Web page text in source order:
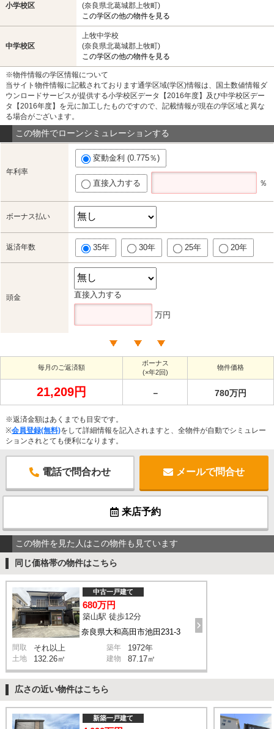
小学校区
(奈良県北葛城郡上牧町)
この学区の他の物件を見る
中学校区
上牧中学校
(奈良県北葛城郡上牧町)
この学区の他の物件を見る
※物件情報の学区情報について
当サイト物件情報に記載されております通学区域(学区)情報は、国土数値情報ダ
ウンロードサービスが提供する小学校区データ【2016年度】及び中学校区デー
タ【2016年度】を元に加工したものですので、記載情報が現在の学区域と異な
る場合がございます。
この物件でローンシミュレーションする
年利率
変動金利 (0.775％)
直接入力する ％
ボーナス払い
返済年数 35年 30年 25年 20年
頭金 直接入力する
万円
毎月のご返済額
ボーナス
(×年2回)
物件価格
21,209円 － 780万円
※返済金額はあくまでも目安です。
※会員登録(無料)をして詳細情報を記入されますと、全物件が自動でシミュレー
ションされとても便利になります。
電話で問合わせ メールで問合せ
来店予約
この物件を見た人はこの物件も見ています
同じ価格帯の物件はこちら
奈良県大和高田市池田231-3
中古一戸建て
680万円
築山駅 徒歩12分
間取 それ以上 築年 1972年
土地 132.26㎡ 建物 87.17㎡
広さの近い物件はこちら
新築一戸建て